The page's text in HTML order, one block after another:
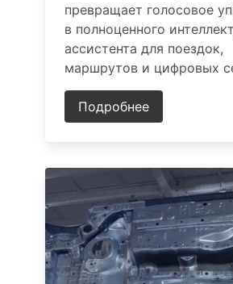
превращает голосовое
в полноценного
ассистента для поездок,
маршрутов и цифровых
Подробнее